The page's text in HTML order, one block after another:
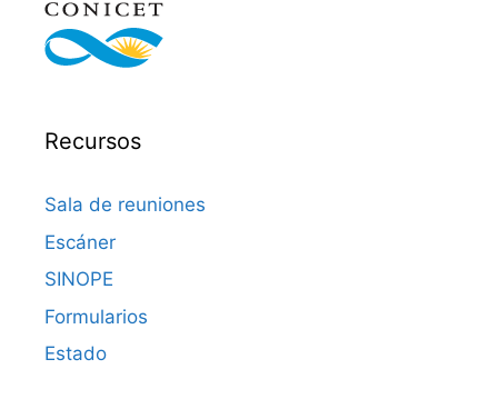
Recursos
Sala de reuniones
Escáner
SINOPE
Formularios
Estado